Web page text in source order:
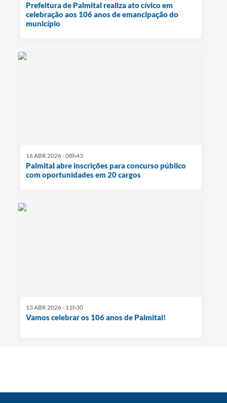
Prefeitura de Palmital realiza ato cívico em
celebração aos 106 anos de emancipação do
município
16 ABR 2026 - 08h43
Palmital abre inscrições para concurso público
com oportunidades em 20 cargos
13 ABR 2026 - 11h30
Vamos celebrar os 106 anos de Palmital!